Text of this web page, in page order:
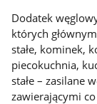
Dodatek
których
stałe, kominek,
piecokuchnia,
stałe – zasilane
zawierającymi